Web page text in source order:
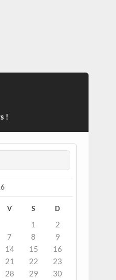
santé, sur les vaccins, de
!
V S D
1
2
7 8
9
14 15
16
21 22
23
28 29
30